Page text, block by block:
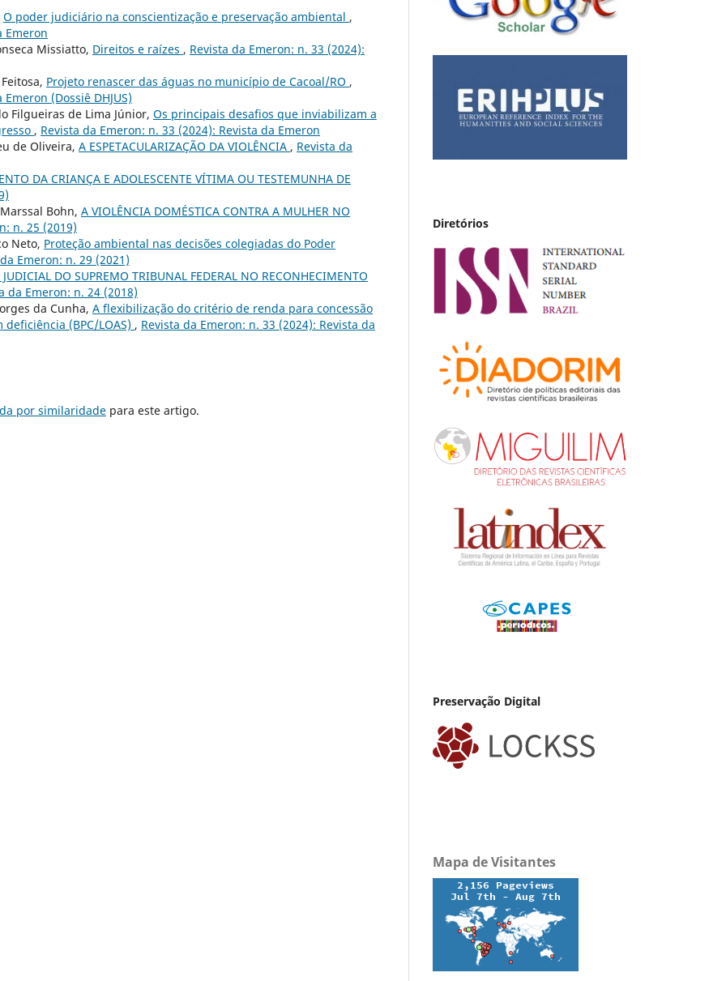
O poder judiciário na conscientização e preservação ambiental ,
Emeron
Missiatto, Direitos e raízes , Revista da Emeron: n. 33 (2024):
Projeto renascer das águas no município de Cacoal/RO ,
(Dossiê DHJUS)
Filgueiras de Lima Júnior, Os principais desafios que inviabilizam a
, Revista da Emeron: n. 33 (2024): Revista da Emeron
de Oliveira, A ESPETACULARIZAÇÃO DA VIOLÊNCIA , Revista da
DA CRIANÇA E ADOLESCENTE VÍTIMA OU TESTEMUNHA DE
Bohn, A VIOLÊNCIA DOMÉSTICA CONTRA A MULHER NO
n. 25 (2019)
Neto, Proteção ambiental nas decisões colegiadas do Poder
Emeron: n. 29 (2021)
DO SUPREMO TRIBUNAL FEDERAL NO RECONHECIMENTO
da Emeron: n. 24 (2018)
da Cunha, A flexibilização do critério de renda para concessão
(BPC/LOAS) , Revista da Emeron: n. 33 (2024): Revista da
por similaridade para este artigo.
Diretórios
Preservação Digital
Mapa de Visitantes